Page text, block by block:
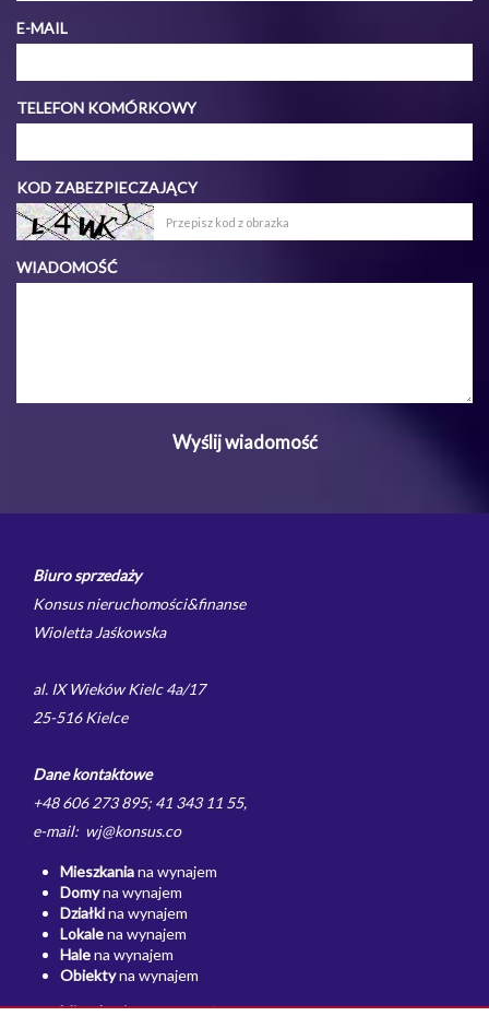
E-MAIL
TELEFON KOMÓRKOWY
KOD ZABEZPIECZAJĄCY
WIADOMOŚĆ
Biuro sprzedaży
Konsus nieruchomości&finanse
Wioletta Jaśkowska
al. IX Wieków Kielc 4a/17
25-516 Kielce
Dane kontaktowe
+48 606 273 895; 41 343 11 55,
e-mail: wj@konsus.co
Mieszkaniana wynajem
Domyna wynajem
Działkina wynajem
Lokalena wynajem
Halena wynajem
Obiektyna wynajem
Mieszkaniana sprzedaż